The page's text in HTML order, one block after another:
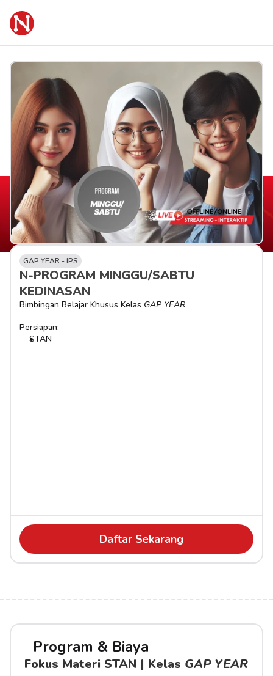
GAP YEAR - IPS
N-PROGRAM MINGGU/SABTU
KEDINASAN
Bimbingan Belajar Khusus Kelas GAP YEAR
Persiapan:
STAN
Daftar Sekarang
Program & Biaya
Fokus Materi STAN | Kelas GAP YEAR